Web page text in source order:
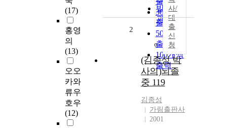
(17)
홍영
의
(13)
오오
카와
류우
호우
(12)
발행기
관순
30개씩
출력
50개씩
출력
100개씩
출력
사/
대
출
신
청
2
(김종성 박
사의)뇌졸
중 119
김종성
가림출판사
2001